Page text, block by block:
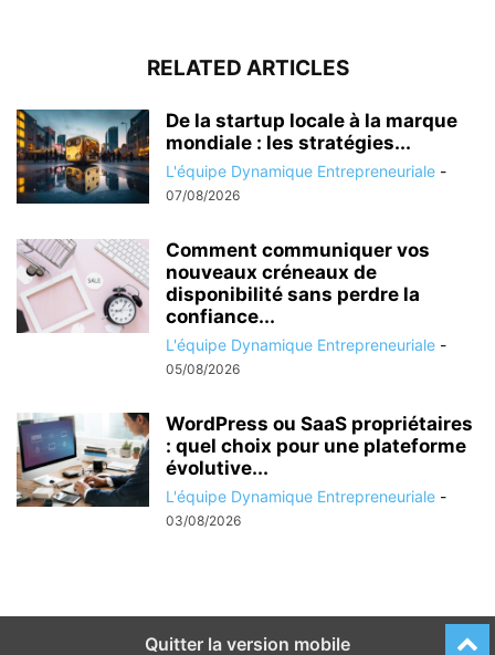
RELATED ARTICLES
De la startup locale à la marque
mondiale : les stratégies...
L'équipe Dynamique Entrepreneuriale -
07/08/2026
Comment communiquer vos
nouveaux créneaux de
disponibilité sans perdre la
confiance...
L'équipe Dynamique Entrepreneuriale -
05/08/2026
WordPress ou SaaS propriétaires
: quel choix pour une plateforme
évolutive...
L'équipe Dynamique Entrepreneuriale -
03/08/2026
Quitter la version mobile